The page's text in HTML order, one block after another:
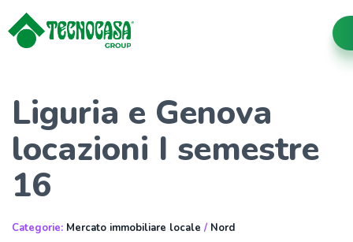
Liguria e Genova
locazioni I semestre
16
Categorie: Mercato immobiliare locale / Nord